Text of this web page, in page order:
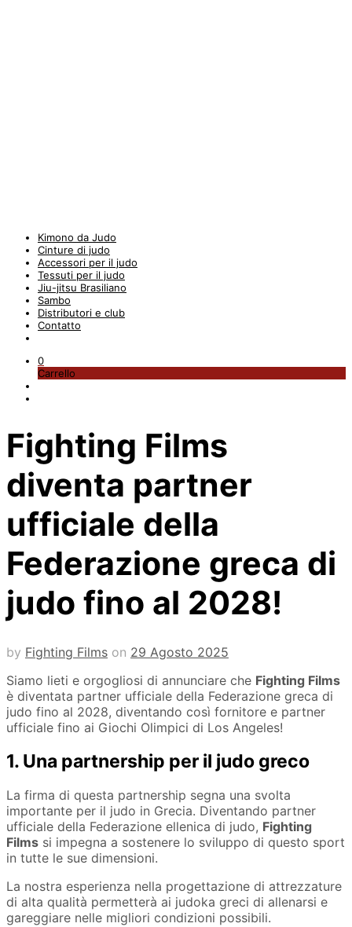
Kimono da Judo
Cinture di judo
Accessori per il judo
Tessuti per il judo
Jiu-jitsu Brasiliano
Sambo
Distributori e club
Contatto
0
Carrello
Fighting Films
diventa partner
ufficiale della
Federazione greca di
judo fino al 2028!
by Fighting Films on 29 Agosto 2025
Siamo lieti e orgogliosi di annunciare che Fighting Films
è diventata partner ufficiale della Federazione greca di
judo fino al 2028, diventando così fornitore e partner
ufficiale fino ai Giochi Olimpici di Los Angeles!
1. Una partnership per il judo greco
La firma di questa partnership segna una svolta
importante per il judo in Grecia. Diventando partner
ufficiale della Federazione ellenica di judo, Fighting
Films si impegna a sostenere lo sviluppo di questo sport
in tutte le sue dimensioni.
La nostra esperienza nella progettazione di attrezzature
di alta qualità permetterà ai judoka greci di allenarsi e
gareggiare nelle migliori condizioni possibili.